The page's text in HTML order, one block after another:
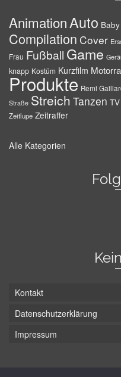
AnimationAuto Baby
Compilation Cover
Frau Fußball Game
knapp Kostüm Kurzfilm
Produkte Remi
Straße Streich Tanzen TV
Zeitlupe Zeitraffer
Alle Kategorien
Kontakt
Datenschutzerklärung
Impressum